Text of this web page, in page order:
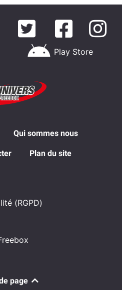
Play Store
Qui sommes nous
Plan du site
(RGPD)
page